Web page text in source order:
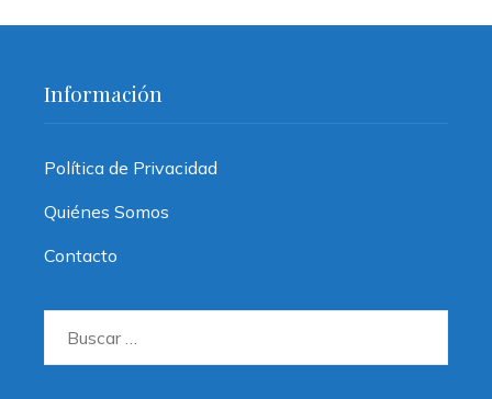
Información
Política de Privacidad
Quiénes Somos
Contacto